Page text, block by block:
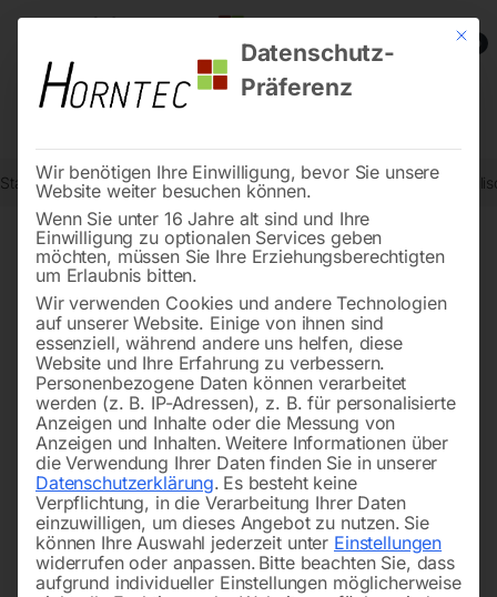
0
Start Werkstatttechnik Karosserie- und Werkstattgeräte
Mit
Datenschutz-
Präferenz
Wir benötigen Ihre Einwilligung, bevor Sie unsere
Website weiter besuchen können.
Wenn Sie unter 16 Jahre alt sind und Ihre
Einwilligung zu optionalen Services geben
möchten, müssen Sie Ihre Erziehungsberechtigten
um Erlaubnis bitten.
Wir verwenden Cookies und andere Technologien
auf unserer Website. Einige von ihnen sind
essenziell, während andere uns helfen, diese
Website und Ihre Erfahrung zu verbessern.
Personenbezogene Daten können verarbeitet
werden (z. B. IP-Adressen), z. B. für personalisierte
Anzeigen und Inhalte oder die Messung von
Anzeigen und Inhalten. Weitere Informationen über
die Verwendung Ihrer Daten finden Sie in unserer
Datenschutzerklärung. Es besteht keine
Verpflichtung, in die Verarbeitung Ihrer Daten
einzuwilligen, um dieses Angebot zu nutzen. Sie
können Ihre Auswahl jederzeit unter Einstellungen
widerrufen oder anpassen. Bitte beachten Sie, dass
aufgrund individueller Einstellungen möglicherweise